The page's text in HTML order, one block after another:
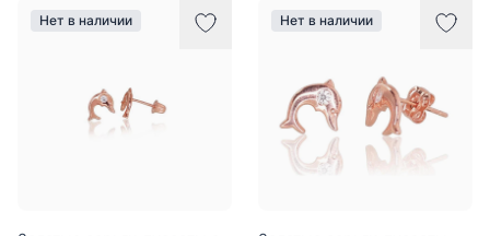
Нет в наличии Нет в наличии